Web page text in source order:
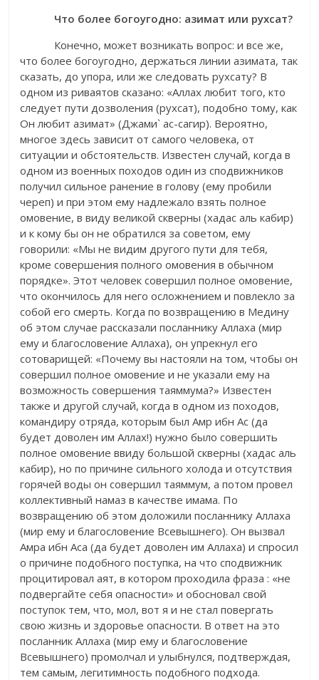
Что более богоугодно: азимат или рухсат?
Конечно, может возникать вопрос: и все же,
что более богоугодно, держаться линии азимата, так
сказать, до упора, или же следовать рухсату? В
одном из риваятов сказано: «Аллах любит того, кто
следует пути дозволения (рухсат), подобно тому, как
Он любит азимат» (Джами` ас-сагир). Вероятно,
многое здесь зависит от самого человека, от
ситуации и обстоятельств. Известен случай, когда в
одном из военных походов один из сподвижников
получил сильное ранение в голову (ему пробили
череп) и при этом ему надлежало взять полное
омовение, в виду великой скверны (хадас аль кабир)
и к кому бы он не обратился за советом, ему
говорили: «Мы не видим другого пути для тебя,
кроме совершения полного омовения в обычном
порядке». Этот человек совершил полное омовение,
что окончилось для него осложнением и повлекло за
собой его смерть. Когда по возвращению в Медину
об этом случае рассказали посланнику Аллаха (мир
ему и благословение Аллаха), он упрекнул его
сотоварищей: «Почему вы настояли на том, чтобы он
совершил полное омовение и не указали ему на
возможность совершения таяммума?» Известен
также и другой случай, когда в одном из походов,
командиру отряда, которым был Амр ибн Ас (да
будет доволен им Аллах!) нужно было совершить
полное омовение ввиду большой скверны (хадас аль
кабир), но по причине сильного холода и отсутствия
горячей воды он совершил таяммум, а потом провел
коллективный намаз в качестве имама. По
возвращению об этом доложили посланнику Аллаха
(мир ему и благословение Всевышнего). Он вызвал
Амра ибн Аса (да будет доволен им Аллаха) и спросил
о причине подобного поступка, на что сподвижник
процитировал аят, в котором проходила фраза : «не
подвергайте себя опасности» и обосновал свой
поступок тем, что, мол, вот я и не стал повергать
свою жизнь и здоровье опасности. В ответ на это
посланник Аллаха (мир ему и благословение
Всевышнего) промолчал и улыбнулся, подтверждая,
тем самым, легитимность подобного подхода.